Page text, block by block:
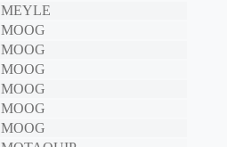
MEYLE
MOOG
MOOG
MOOG
MOOG
MOOG
MOOG